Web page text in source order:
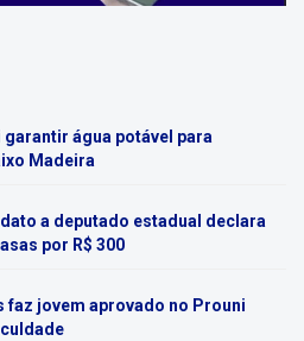
água potável para
Madeira
a deputado estadual declara
por R$ 300
faz jovem aprovado no Prouni